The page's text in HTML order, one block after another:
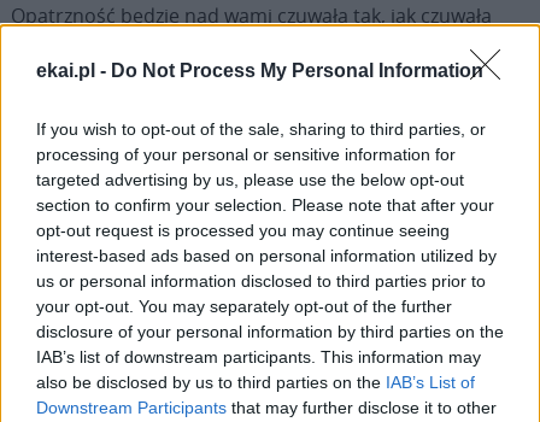
ekai.pl - Do Not Process My Personal Information
If you wish to opt-out of the sale, sharing to third parties, or
processing of your personal or sensitive information for
targeted advertising by us, please use the below opt-out
section to confirm your selection. Please note that after your
opt-out request is processed you may continue seeing
interest-based ads based on personal information utilized by
us or personal information disclosed to third parties prior to
your opt-out. You may separately opt-out of the further
disclosure of your personal information by third parties on the
IAB’s list of downstream participants. This information may
also be disclosed by us to third parties on the IAB’s List of
Downstream Participants that may further disclose it to other
Opatrzność będzie nad wami czuwała tak, jak czuwała
w obecnym pontyfikacie w odniesieniu do męczenników
wojny domowejw Hiszpanii. Podczas 25
dotychczasowych beatyfikacji Kościół otrzymał 1127
błogosławionych, w tym było 20 ceremonii zbiorowych
(co najmniej 4 osoby wyniesione na ołtarze). Ponadto św.
Jan Paweł II w czasie 10 beatyfikacji ogłosił 471
błogosławionych i Benedykt XVI na 4 takich
uroczystościach dał Kościołowi 530 błogosławionych.
Papież Wojtyła przeprowadził też 2 kanonizacje, na
których ogłosił 11 świętych męczenników hiszpańskich